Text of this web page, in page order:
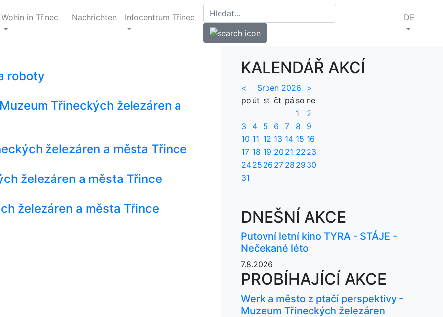
Wohin in Třinec Nachrichten Infocentrum Třinec DE
roboty
Třineckých železáren a
železáren a města Třince
železáren a města Třince
železáren a města Třince
KALENDÁŘ AKCÍ
< Srpen 2026
>
po út st čt pá so ne
1
2
3
4 5 6 7 8
9
10 11 12 13 14 15 16
17 18 19 20 21 22 23
2425 26 27 28 29 30
31
DNEŠNÍ AKCE
Putovní letní kino TYRA - STÁJE -
Nečekané léto
7.8.2026
PROBÍHAJÍCÍ AKCE
Werk a město z ptačí perspektivy -
Muzeum Třineckých železáren